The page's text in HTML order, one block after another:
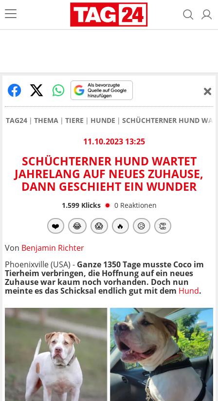
TAG24 THEMA TIERE HUNDE SCHÜCHTERNER HUND
11.10.2023 13:25
SCHÜCHTERNER HUND WARTET
JAHRELANG AUF NEUES ZUHAUSE,
DANN GESCHIEHT EIN WUNDER
1.599Klicks 0 Reaktionen
❤️ 😂 😱 🔥 😥 👏
Von Benjamin Richter
Phoenixville (USA) - Ganze 1350 Tage musste Coco im
Tierheim verbringen, die Hoffnung auf ein neues
Zuhause war kaum noch vorhanden. Doch nun
meinte es das Schicksal endlich gut mit dem Hund.